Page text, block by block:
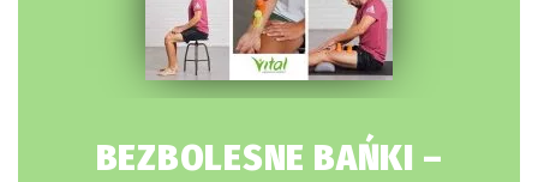
BEZBOLESNE BAŃKI –